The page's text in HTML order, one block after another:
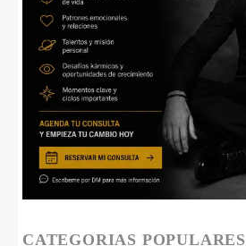
CATEGORIAS POPULARES